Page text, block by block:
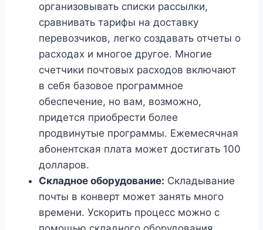
организовывать списки рассылки,
сравнивать тарифы на доставку
перевозчиков, легко создавать отчеты о
расходах и многое другое. Многие
счетчики почтовых расходов включают
в себя базовое программное
обеспечение, но вам, возможно,
придется приобрести более
продвинутые программы. Ежемесячная
абонентская плата может достигать 100
долларов.
Складное оборудование: Складывание
почты в конверт может занять много
времени. Ускорить процесс можно с